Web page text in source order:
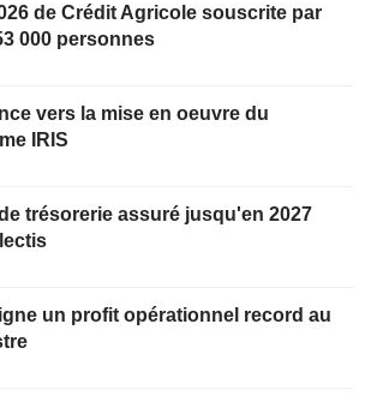
de Crédit Agricole souscrite par
000 personnes
vers la mise en oeuvre du
IRIS
trésorerie assuré jusqu'en 2027
un profit opérationnel record au